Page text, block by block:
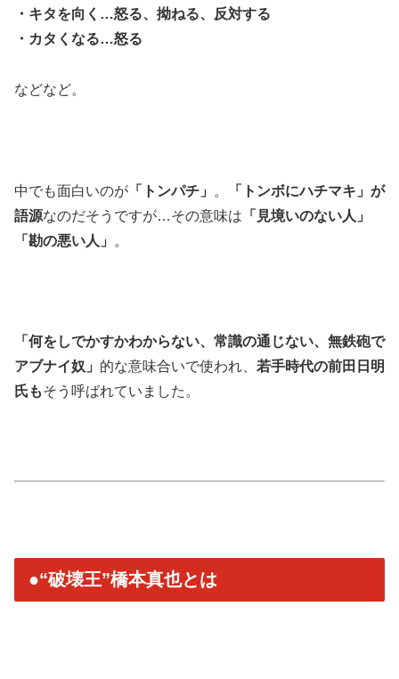
・キタを向く…怒る、拗ねる、反対する
・カタくなる…怒る
などなど。
中でも面白いのが 「トンパチ」 。
「トンボにハチマキ」が
語源なのだそうですが…その意味は 「見境いのない人」
「勘の悪い人」
。
「何をしでかすかわからない、常識の通じない、無鉄砲で
アブナイ奴」 的な意味合いで使われ、 若手時代の前田日明
氏もそう呼ばれていました。
●“破壊王”橋本真也とは